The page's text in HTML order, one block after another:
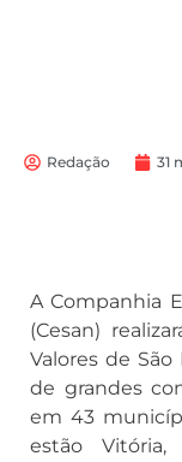
Redação 31
A Companhia
(Cesan)
Valores de
de grandes
em 43
estão Vitória,